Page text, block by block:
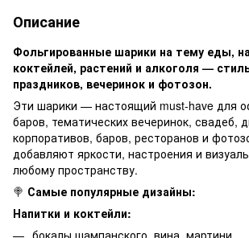
Описание
Фольгированные шарики на тему еды,
коктейлей, растений и алкоголя —
праздников, вечеринок и фотозон.
Эти шарики — настоящий must-have для
баров, тематических вечеринок, свадеб,
корпоративов, баров, ресторанов и
добавляют яркости, настроения и
любому пространству.
🍭 Самые популярные дизайны:
Напитки и коктейли:
бокалы шампанского, вина, мартини